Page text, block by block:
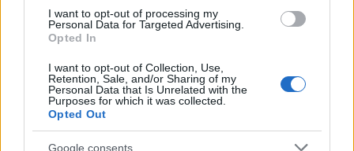
I want to opt-out of processing my
Personal Data for Targeted Advertising.
Opted In
I want to opt-out of Collection, Use,
Retention, Sale, and/or Sharing of my
Personal Data that Is Unrelated with the
Purposes for which it was collected.
Opted Out
Google consents